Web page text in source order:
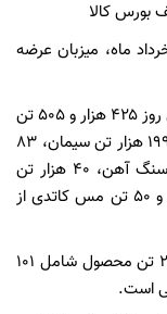
بورس کالای ایران امروز چهارشنبه ۱۳ خرداد ماه، میزبان عرضه
به گزارش روابط عمومی بورس کالای ایران، در این روز ۴۲۵ هزار و ۵۰۵ تن
محصول در تالار صادراتی کیش عرضه می شود. ۱۹۹ هزار تن سیمان، ۸۳
هزار تن کلینکر، ۸۲ هزار تن کنسانتره و گندله سنگ آهن، ۴۰ هزار تن
کنسانتره مس، ۱۳ هزار و ۴۵۵ تن قیر و ۸ هزار و ۵۰ تن مس کاتدی از
تالار صنعتی میزبان عرضه بیش از ۱۰۲ هزار و ۲۱۹ تن محصول شامل ۱۰۱